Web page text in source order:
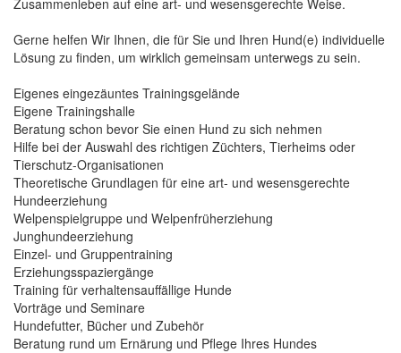
Gerne helfen Wir Ihnen, die für Sie und Ihren Hund(e) individuelle
Lösung zu finden, um wirklich gemeinsam unterwegs zu sein.
Eigenes eingezäuntes Trainingsgelände
Eigene Trainingshalle
Beratung schon bevor Sie einen Hund zu sich nehmen
Hilfe bei der Auswahl des richtigen Züchters, Tierheims oder
Tierschutz-Organisationen
Theoretische Grundlagen für eine art- und wesensgerechte
Hundeerziehung
Welpenspielgruppe und Welpenfrüherziehung
Junghundeerziehung
Einzel- und Gruppentraining
Erziehungsspaziergänge
Training für verhaltensauffällige Hunde
Vorträge und Seminare
Hundefutter, Bücher und Zubehör
Beratung rund um Ernärung und Pflege Ihres Hundes